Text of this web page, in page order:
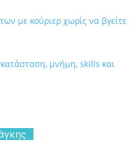
με κούριερ χωρίς να βγείτε
μνήμη, skills και